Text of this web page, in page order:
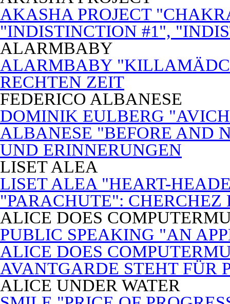
AKASHA PROJECT
"INDISTINCTION #1",
ALARMBABY
ALARMBABY
RECHTEN ZEIT
FEDERICO ALBANESE
DOMINIK EULBERG
ALBANESE "BEFORE AND
UND ERINNERUNGEN
LISET ALEA
LISET ALEA "HEART-
"PARACHUTE": CHERCHEZ
ALICE DOES
PUBLIC SPEAKING "AN
ALICE DOES
AVANTGARDE STEHT FÜR
ALICE UNDER WATER